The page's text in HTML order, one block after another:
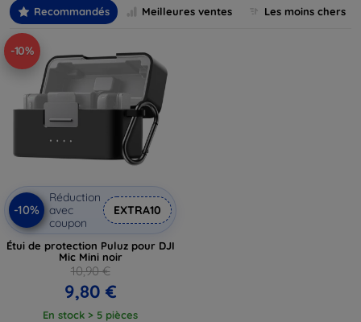
parfait pour exprimer votre style tout en assurant la
durabilité de votre appareil.
Recommandés Meilleures ventes Les moins chers
-10%
-10%
Réduction
avec
coupon
EXTRA10
Étui de protection Puluz pour DJI
Mic Mini noir
10,90 €
9,80 €
En stock > 5 pièces